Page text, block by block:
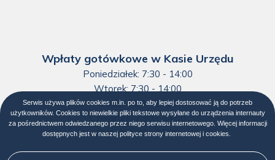
Wpłaty gotówkowe w Kasie Urzędu
Poniedziałek: 7:30 - 14:00
Wtorek: 7:30 - 14:00
Środa: 7:30 - 14:00
Czwartek: 7:30 - 14:00
Piątek: 7:30 - 13:00
Serwis używa plików cookies m.in. po to, aby lepiej dostosować ją do potrzeb
użytkowników. Cookies to niewielkie pliki tekstowe wysyłane do urządzenia internauty
za pośrednictwem odwiedzanego przez niego serwisu internetowego. Więcej informacji
dostępnych jest w naszej polityce strony internetowej i cookies
w